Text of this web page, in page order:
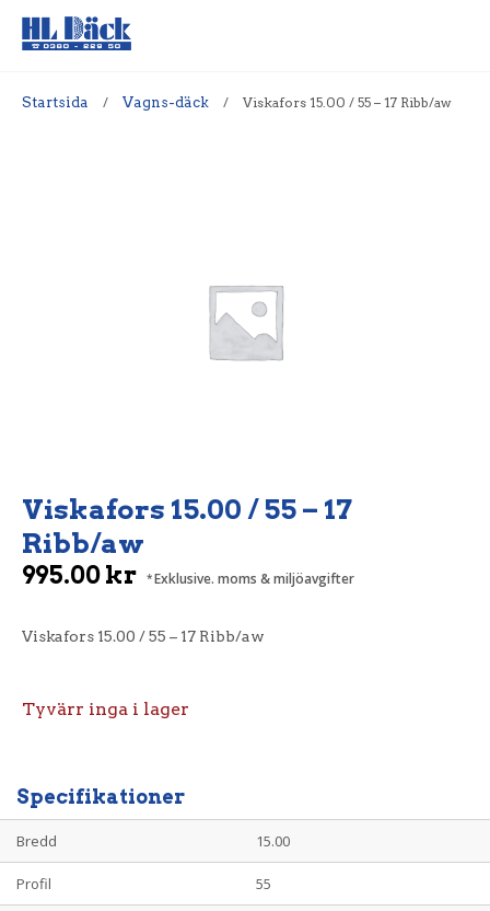
Startsida / Vagns-däck / Viskafors 15.00 / 55 – 17 Ribb/aw
Viskafors 15.00 / 55 – 17
Ribb/aw
995.00kr Exklusive. moms & miljöavgifter
Viskafors 15.00 / 55 – 17 Ribb/aw
Tyvärr inga i lager
Specifikationer
Bredd 15.00
Profil 55